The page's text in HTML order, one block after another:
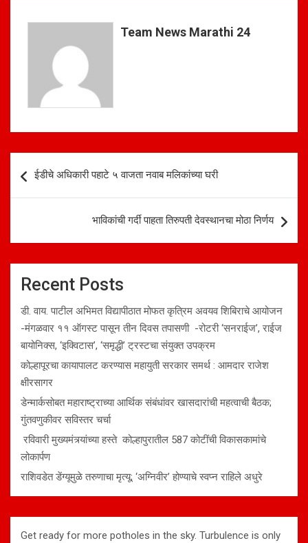
A
p
p
o
o
k
Team News Marathi 24
navigation
ईडीचे अधिकारी पहाटे ५ वाजता नवाब मलिकांच्या घरी
भाविकांची गर्दी पाहता तिरुपती देवस्थानचा मोठा निर्णय
Recent Posts
डी. वाय. पाटील अभिमत विद्यापीठात मोफत कृत्रिम अवयव शिबिराचे आयोजन
-मंगळवार ११ ऑगस्ट पासून तीन दिवस तपासणी -रोटरी ‘सनराईज’, राईज
बायोनिक्स, ‘इक्विटास’, ‘समृद्धी’ ट्रस्टचा संयुक्त उपक्रम
कोल्हापूरचा कायापालट करण्यास महायुती सरकार समर्थ : आमदार राजेश
क्षीरसागर
डेन्मार्कसोबत महाराष्ट्राच्या आर्थिक संबंधांवर खासदारांची महत्वाची बैठक;
गुंतवणुकीवर सविस्तर चर्चा
रविवारी मुख्यमंत्र्यांच्या हस्ते कोल्हापुरातील 587 कोटींची विकासकामांचे
लोकार्पण
राशिवडेत डेंग्यूमुळे तरुणाचा मृत्यू; ‘अग्निवीर’ होण्याचे स्वप्न राहिले अधुरे
Get ready for more potholes in the sky. Turbulence is only